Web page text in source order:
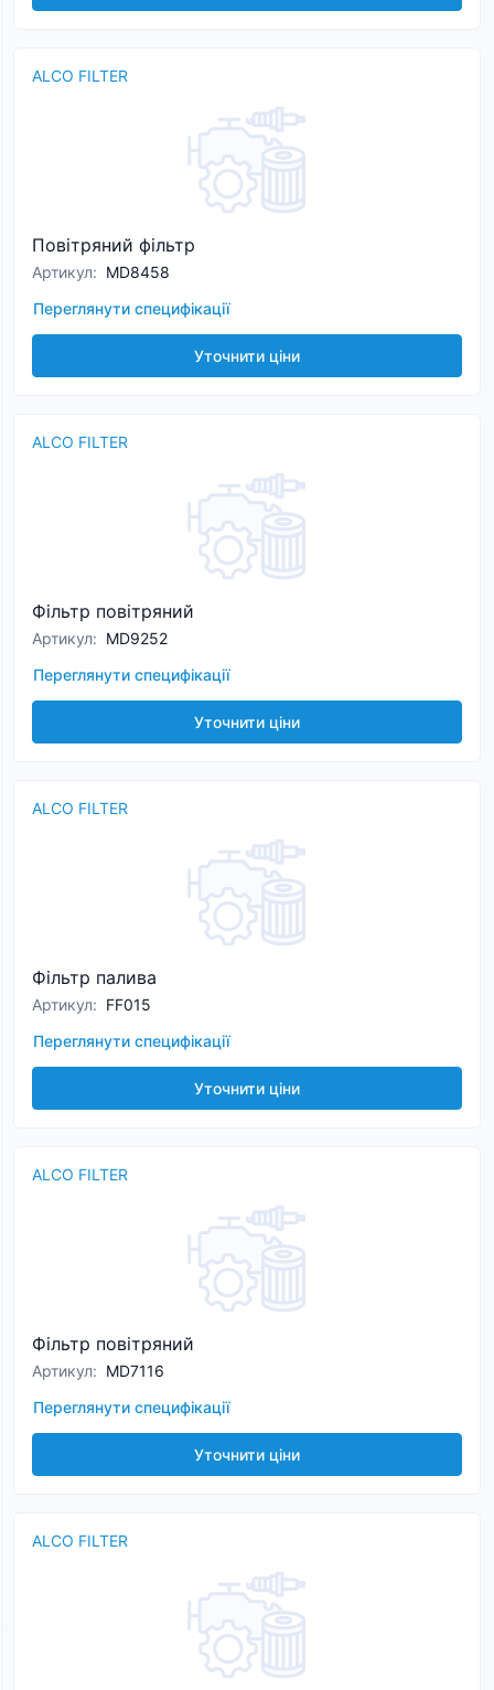
ALCO FILTER
Повітряний фільтр
Артикул: MD8458
Переглянути специфікації
Уточнити ціни
ALCO FILTER
Фільтр повітряний
Артикул: MD9252
Переглянути специфікації
Уточнити ціни
ALCO FILTER
Фільтр палива
Артикул: FF015
Переглянути специфікації
Уточнити ціни
ALCO FILTER
Фільтр повітряний
Артикул: MD7116
Переглянути специфікації
Уточнити ціни
ALCO FILTER